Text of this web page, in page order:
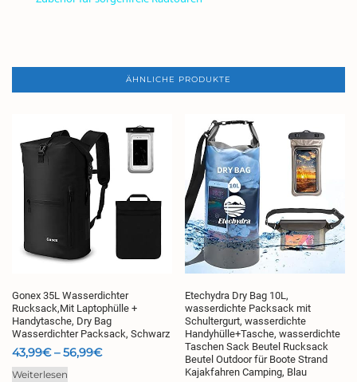
ÄHNLICHE PRODUKTE
Gonex 35L Wasserdichter
Rucksack,Mit Laptophülle +
Handytasche, Dry Bag
Wasserdichter Packsack, Schwarz
43,99€ –56,99€Preisspanne:
Weiterlesen
Etechydra Dry Bag 10L,
wasserdichte Packsack mit
Schultergurt, wasserdichte
Handyhülle+Tasche, wasserdichte
Taschen Sack Beutel Rucksack
Beutel Outdoor für Boote Strand
Kajakfahren Camping, Blau